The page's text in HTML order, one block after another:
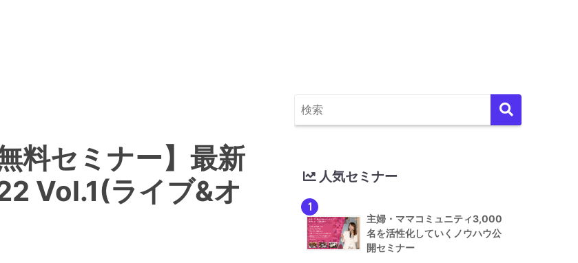
料セミナー】最新
Vol.1(ライブ&オ
人気セミナー
1
主婦・ママコミュニティ3,000
名を活性化していくノウハウ公
開セミナー